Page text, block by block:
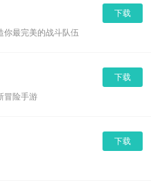
下载
你最完美的战斗队伍
下载
冒险手游
下载